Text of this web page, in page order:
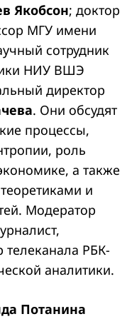
Якобсон; доктор
МГУ имени
сотрудник
НИУ ВШЭ
директор
. Они обсудят
процессы,
роль
а также
и
Модератор
РБК-
аналитики.
Потанина